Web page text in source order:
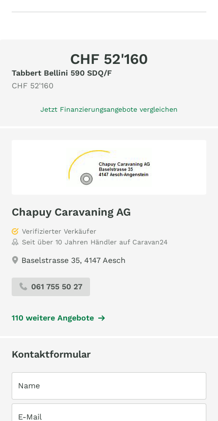
CHF 52'160
Tabbert Bellini 590 SDQ/F
CHF 52'160
Jetzt Finanzierungsangebote vergleichen
Chapuy Caravaning AG
Verifizierter Verkäufer
Seit über 10 Jahren Händler auf Caravan24
Baselstrasse 35, 4147 Aesch
061 755 50 27
110 weitere Angebote
Kontaktformular
Name
E-Mail